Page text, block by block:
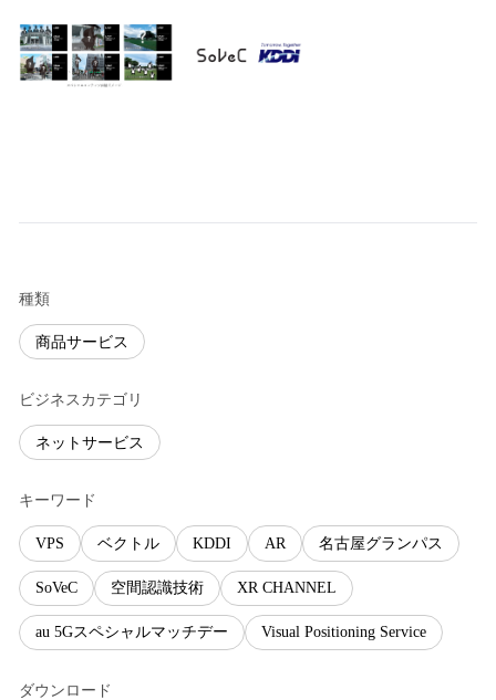
種類
商品サービス
ビジネスカテゴリ
ネットサービス
キーワード
VPS ベクトル KDDI AR 名古屋グランパス
SoVeC 空間認識技術 XR CHANNEL
au 5Gスペシャルマッチデー Visual Positioning Service
ダウンロード